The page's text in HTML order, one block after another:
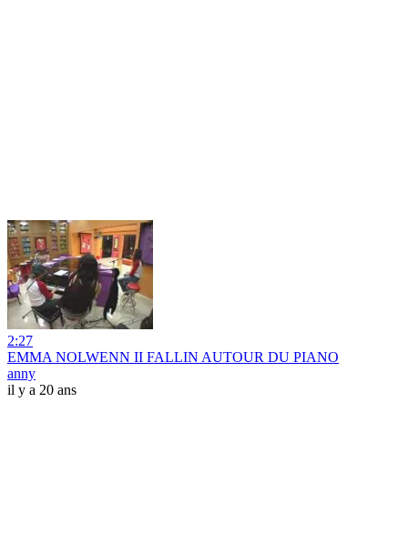
2:27
EMMA NOLWENN II FALLIN AUTOUR DU PIANO
anny
il y a 20 ans